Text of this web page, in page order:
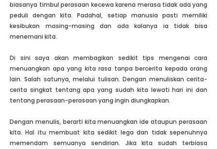
biasanya timbul perasaan kecewa karena merasa tidak ada yang
peduli dengan kita. Padahal, setiap manusia pasti memiliki
kesibukan masing-masing dan ada kalanya ia tidak bisa
menemani kita.
Di sini saya akan membagikan sedikit tips mengenai cara
menuangkan apa yang kita rasa tanpa bercerita kepada orang
lain. Salah satunya, melalui tulisan. Dengan menuliskan cerita-
cerita singkat tentang apa yang sudah kita lewati hari ini dan
tentang perasaan-perasaan yang ingin diungkapkan.
Dengan menulis, berarti kita menuangkan ide ataupun perasaan
kita. Hal itu membuat kita sedikit lega dan tidak sepenuhnya
memendam semuanya sendirian. Jika kita sudah terbiasa